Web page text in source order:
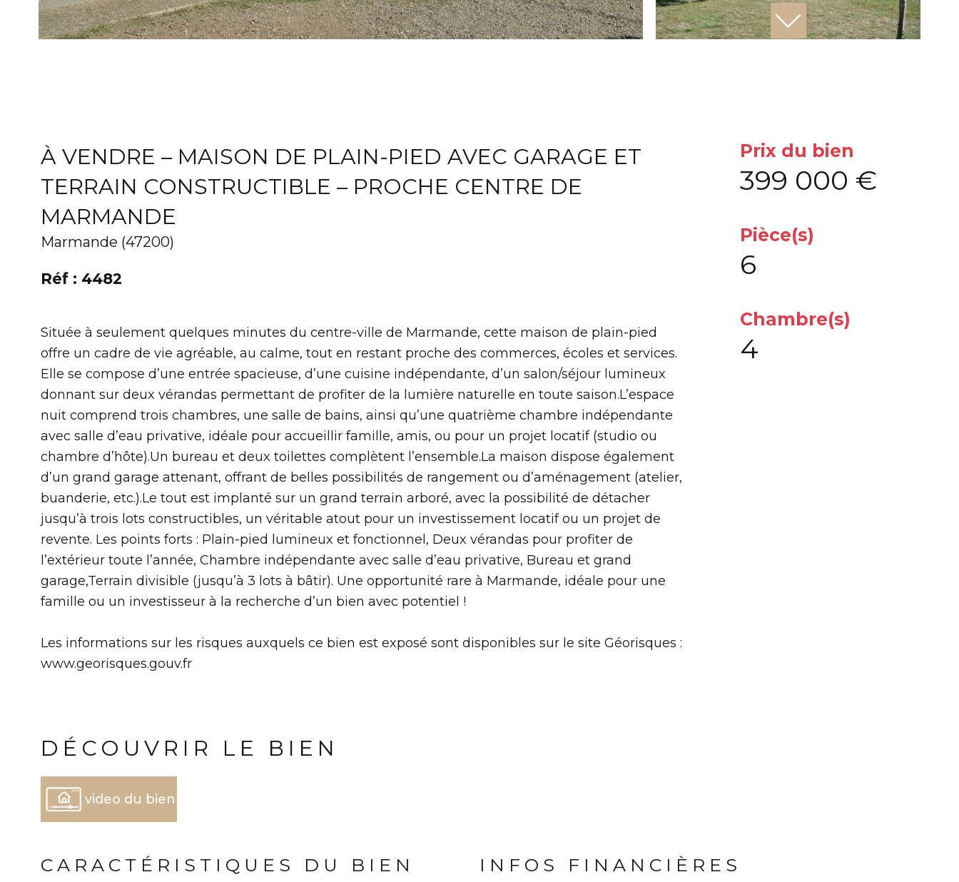
À VENDRE – MAISON DE PLAIN-PIED AVEC GARAGE ET
TERRAIN CONSTRUCTIBLE – PROCHE CENTRE DE
MARMANDE
Marmande (47200)
Réf : 4482
Située à seulement quelques minutes du centre-ville de Marmande, cette maison de plain-pied
offre un cadre de vie agréable, au calme, tout en restant proche des commerces, écoles et services.
Elle se compose d’une entrée spacieuse, d’une cuisine indépendante, d’un salon/séjour lumineux
donnant sur deux vérandas permettant de profiter de la lumière naturelle en toute saison.L’espace
nuit comprend trois chambres, une salle de bains, ainsi qu’une quatrième chambre indépendante
avec salle d’eau privative, idéale pour accueillir famille, amis, ou pour un projet locatif (studio ou
chambre d’hôte).Un bureau et deux toilettes complètent l’ensemble.La maison dispose également
d’un grand garage attenant, offrant de belles possibilités de rangement ou d’aménagement (atelier,
buanderie, etc.).Le tout est implanté sur un grand terrain arboré, avec la possibilité de détacher
jusqu’à trois lots constructibles, un véritable atout pour un investissement locatif ou un projet de
revente. Les points forts : Plain-pied lumineux et fonctionnel, Deux vérandas pour profiter de
l’extérieur toute l’année, Chambre indépendante avec salle d’eau privative, Bureau et grand
garage,Terrain divisible (jusqu’à 3 lots à bâtir). Une opportunité rare à Marmande, idéale pour une
famille ou un investisseur à la recherche d’un bien avec potentiel !
Les informations sur les risques auxquels ce bien est exposé sont disponibles sur le site Géorisques :
www.georisques.gouv.fr
DÉCOUVRIR LE BIEN
video du bien
Prix du bien
399 000 €
Pièce(s)
6
Chambre(s)
4
CARACTÉRISTIQUES DU BIEN INFOS FINANCIÈRES